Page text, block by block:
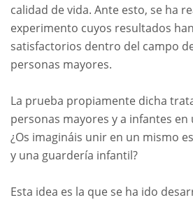
calidad de vida. Ante esto, se ha
experimento cuyos resultados
satisfactorios dentro del campo
personas mayores.
La prueba propiamente dicha
personas mayores y a infantes
¿Os imagináis unir en un mismo
y una guardería infantil?
Esta idea es la que se ha ido